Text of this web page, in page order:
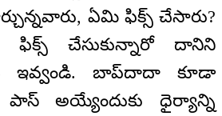
ఏమి ఫిక్స్‌ చేసారు?
చేసుకున్నారో దానిని
ఇవ్వండి. బాప్‌దాదా కూడా
పాస్‌ అయ్యేందుకు ధైర్యాన్ని